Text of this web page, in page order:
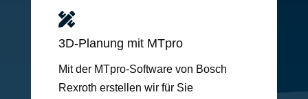

3D-Planung mit MTpro
Mit der MTpro-Software von Bosch
Rexroth erstellen wir für Sie